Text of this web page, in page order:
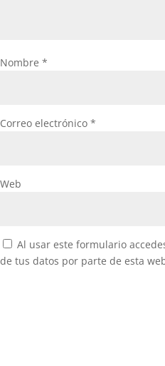
Nombre *
Correo electrónico *
Web
Al usar este formulario
de tus datos por parte de esta